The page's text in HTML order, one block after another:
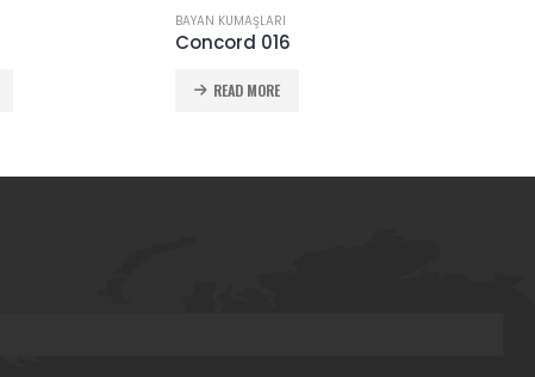
BAYAN KUMAŞLARI
Concord 016
READ MORE